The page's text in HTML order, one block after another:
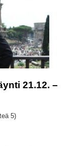
21.12. –
5)